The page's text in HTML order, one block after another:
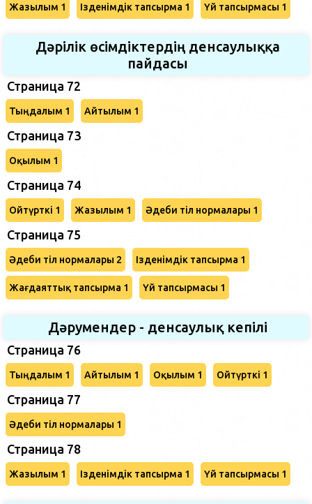
Жазылым 1 Ізденімдік тапсырма 1 Үй тапсырмасы 1
Дәрілік өсімдіктердің денсаулыққа
пайдасы
Страница 72
Тыңдалым 1 Айтылым 1
Страница 73
Оқылым 1
Страница 74
Ойтүрткі 1 Жазылым 1 Әдеби тіл нормалары 1
Страница 75
Әдеби тіл нормалары 2 Ізденімдік тапсырма 1
Жағдаяттық тапсырма 1 Үй тапсырмасы 1
Дәрумендер - денсаулық кепілі
Страница 76
Тыңдалым 1 Айтылым 1 Оқылым 1 Ойтүрткі 1
Страница 77
Әдеби тіл нормалары 1
Страница 78
Жазылым 1 Ізденімдік тапсырма 1 Үй тапсырмасы 1